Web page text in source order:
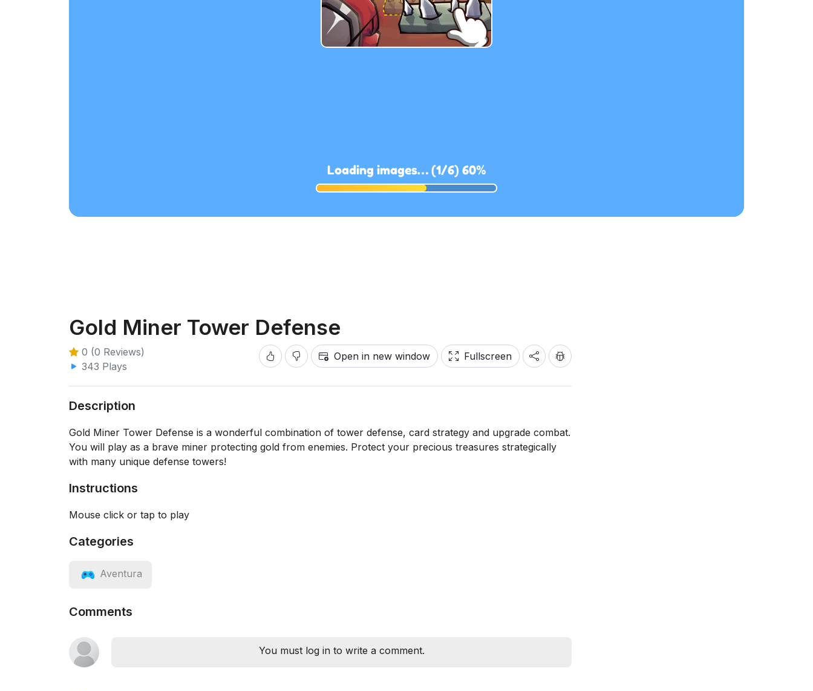
Gold Miner Tower Defense
0 (0 Reviews)
343 Plays
Open in new window Fullscreen
Description
Gold Miner Tower Defense is a wonderful combination of tower defense, card strategy and upgrade combat.
You will play as a brave miner protecting gold from enemies. Protect your precious treasures strategically
with many unique defense towers!
Instructions
Mouse click or tap to play
Categories
Aventura
Comments
You must log in to write a comment.